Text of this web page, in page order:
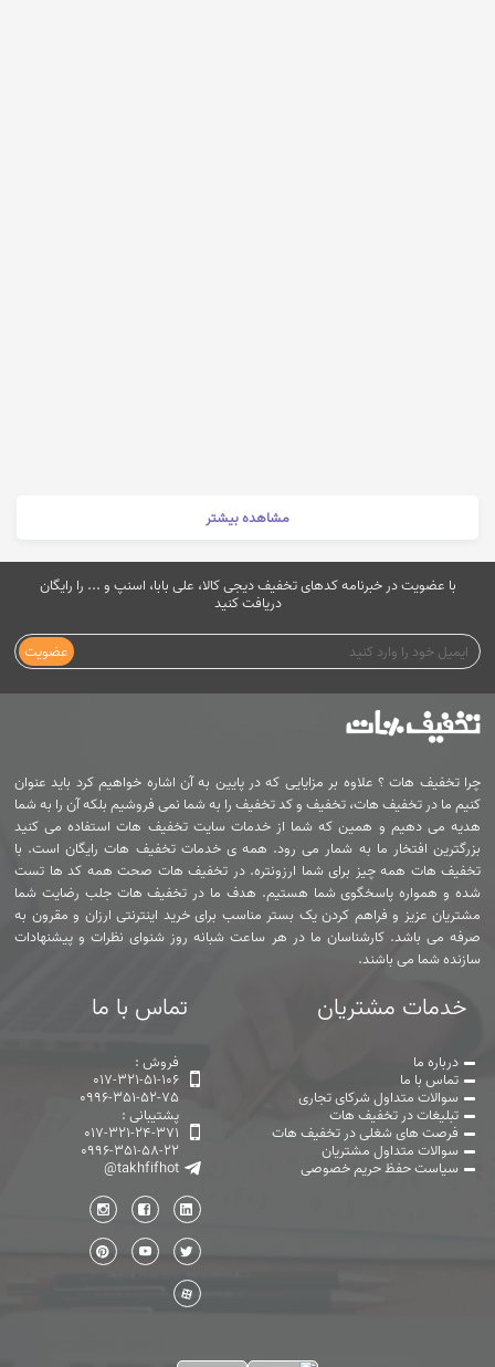
مشاهده بیشتر
با عضویت در خبرنامه کدهای تخفیف دیجی کالا، علی بابا، اسنپ و ... را رایگان
دریافت کنید
عضویت
چرا تخفیف هات ؟ علاوه بر مزایایی که در پایین به آن اشاره خواهیم کرد باید عنوان
کنیم ما در تخفیف هات، تخفیف و کد تخفیف را به شما نمی فروشیم بلکه آن را به شما
هدیه می دهیم و همین که شما از خدمات سایت تخفیف هات استفاده می کنید
بزرگترین افتخار ما به شمار می رود. همه ی خدمات تخفیف هات رایگان است. با
تخفیف هات همه چیز برای شما ارزونتره. در تخفیف هات صحت همه کد ها تست
شده و همواره پاسخگوی شما هستیم. هدف ما در تخفیف هات جلب رضایت شما
مشتریان عزیز و فراهم کردن یک بستر مناسب برای خرید اینترنتی ارزان و مقرون به
صرفه می باشد. کارشناسان ما در هر ساعت شبانه روز شنوای نظرات و پیشنهادات
سازنده شما می باشند.
خدمات مشتریان
درباره ما
تماس با ما
سوالات متداول شرکای تجاری
تبلیغات در تخفیف هات
فرصت های شغلی در تخفیف هات
سوالات متداول مشتریان
سیاست حفظ حریم خصوصی
تماس با ما
فروش :
017-321-51-106
0996-351-52-75
پشتیبانی :
017-321-24-371
0996-351-58-22
@takhfifhot